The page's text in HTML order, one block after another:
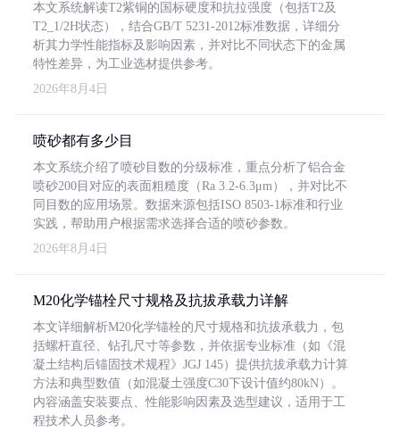
本文系统解读T2紫铜的国标硬度和抗拉强度（包括T2及
T2_1/2H状态），结合GB/T 5231-2012标准数据，详细分
析其力学性能指标及影响因素，并对比不同状态下的金属
特性差异，为工业选材提供参考。
2026年8月4日
喷砂都有多少目
本文系统介绍了喷砂目数的分级标准，重点分析了铝合金
喷砂200目对应的表面粗糙度（Ra 3.2-6.3μm），并对比不
同目数的应用场景。数据来源包括ISO 8503-1标准和行业
实践，帮助用户根据需求选择合适的喷砂参数。
2026年8月4日
M20化学锚栓尺寸规格及抗拔承载力详解
本文详细解析M20化学锚栓的尺寸规格和抗拔承载力，包
括螺杆直径、钻孔尺寸等参数，并依据专业标准（如《混
凝土结构后锚固技术规程》JGJ 145）提供抗拔承载力计算
方法和典型数值（如混凝土强度C30下设计值约80kN）。
内容涵盖安装要点、性能影响因素及选型建议，适用于工
程技术人员参考。